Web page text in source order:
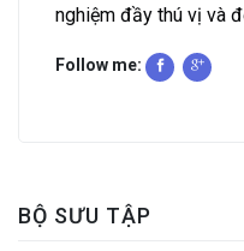
nghiệm đầy thú vị và
Follow me:
BỘ SƯU TẬP